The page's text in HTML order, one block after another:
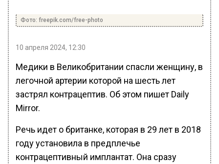
Фото: freepik.com/free-photo
10 апреля 2024, 12:30
Медики в Великобритании спасли женщину, в
легочной артерии которой на шесть лет
застрял контрацептив. Об этом пишет Daily
Mirror.
Речь идет о британке, которая в 29 лет в 2018
году установила в предплечье
контрацептивный имплантат. Она сразу